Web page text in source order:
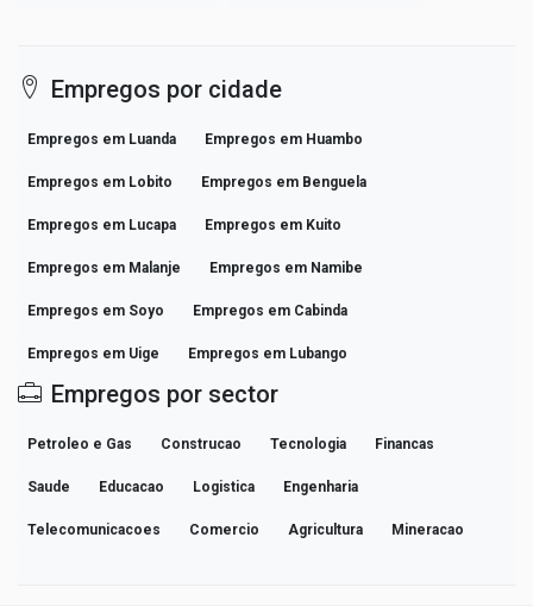
Empregos por cidade
Empregos em Luanda Empregos em Huambo
Empregos em Lobito Empregos em Benguela
Empregos em Lucapa Empregos em Kuito
Empregos em Malanje Empregos em Namibe
Empregos em Soyo Empregos em Cabinda
Empregos em Uige Empregos em Lubango
Empregos por sector
Petroleo e Gas Construcao Tecnologia Financas
Saude Educacao Logistica Engenharia
Telecomunicacoes Comercio Agricultura Mineracao